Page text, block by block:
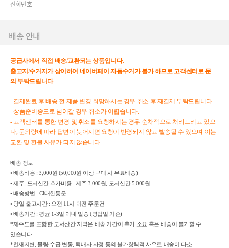
전화번호
배송 안내
공급사에서 직접 배송/교환되는상품입니다.
출고지 /수거지가 상이하여 네이버페이 자동수거가 불가하므로고객센터로문
의 부탁드립니다.
- 결제완료 후 배송 전 제품 변경 희망하시는 경우 취소 후 재결제 부탁드립니다.
- 상품준비중으로 넘어갈 경우 취소가 어렵습니다.
- 고객센터를 통한 변경 및 취소를 요청하시는 경우 순차적으로 처리드리고 있으
나, 문의량에 따라 답변이 늦어지면 요청이 반영되지 않고 발송될 수 있으며 이는
교환 및 환불 사유가 되지 않습니다.
배송 정보
• 배송비용 : 3,000원 (50,000원 이상 구매 시 무료배송)
• 제주, 도서산간 추가비용 : 제주 3,000원, 도서산간 5,000원
• 배송방법 : CJ대한통운
• 당일 출고시간 : 오전 11시 이전 주문건
• 배송기간 : 평균 1-3일 이내 발송 (영업일 기준)
*제주도를 포함한 도서산간 지역은 배송 기간이 추가 소요 혹은 배송이 불가할 수
있습니다.
*천재지변, 물량 수급 변동, 택배사 사정 등의 불가항력적 사유로 배송이 다소